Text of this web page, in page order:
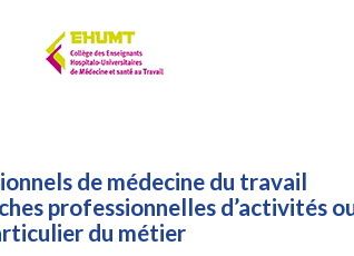
de médecine du travail
professionnelles d’activités
du métier